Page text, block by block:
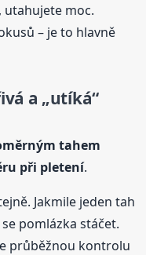
moc.
– je to hlavně
a „utíká“
tahem
při pletení.
Jakmile jeden tah
pomlázka stáčet.
průběžnou kontrolu